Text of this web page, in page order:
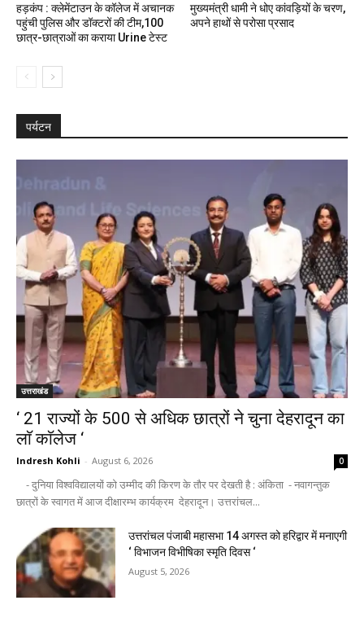
हड़कंप : क्लेमेंटाउन के कॉलेज में अचानक
पहुंची पुलिस और डॉक्टरों की टीम,100
छात्र-छात्राओं का कराया Urine टेस्ट
मुख्यमंत्री धामी ने धोए कांवड़ियों के चरण,
अपने हाथों से परोसा प्रसाद
पर्यटन
उत्तराखंड
‘ 21 राज्यों के 500 से अधिक छात्रों ने चुना देहरादून का
लाॅ काॅलेज ‘
Indresh Kohli - August 6, 2026 0
- दुनिया विश्वविद्यालयों को उम्मीद की किरण के तौर पर देखती है : अंकिता - नवागन्तुक
छात्रों के स्वागत में आज दीक्षारम्भ कार्यक्रम देहरादून। उत्तरांचल...
उत्तरांचल पंजाबी महासभा 14 अगस्त को हरिद्वार में मनाएगी
‘ विभाजन विभीषिका स्मृति दिवस ‘
August 5, 2026